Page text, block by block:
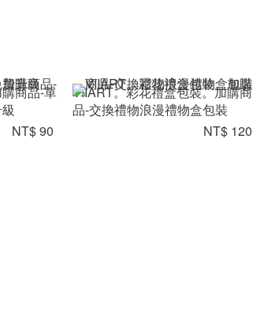
商品-單
NT$ 90
VIIART。彩花禮盒包裝。加購商
品-交換禮物浪漫禮物盒包裝
NT$ 120